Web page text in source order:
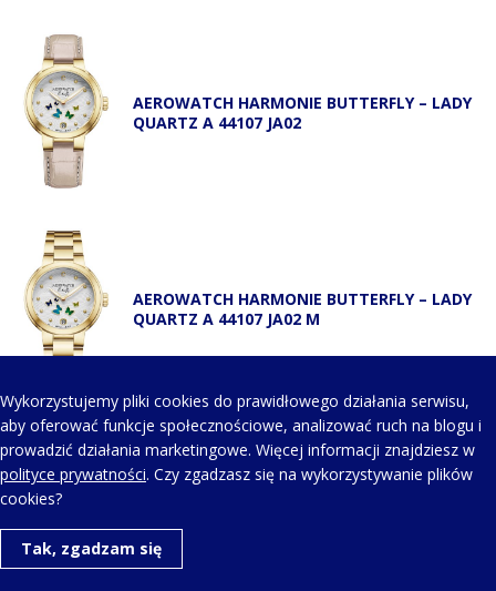
AEROWATCH HARMONIE BUTTERFLY – LADY
QUARTZ A 44107 JA02
AEROWATCH HARMONIE BUTTERFLY – LADY
QUARTZ A 44107 JA02 M
KONTAKT Z NAMI
Telefon kontaktowy:
+48 123 454 514
Wykorzystujemy pliki cookies do prawidłowego działania serwisu,
aby oferować funkcje społecznościowe, analizować ruch na blogu i
prowadzić działania marketingowe. Więcej informacji znajdziesz w
polityce prywatności. Czy zgadzasz się na wykorzystywanie plików
cookies?
Tak, zgadzam się